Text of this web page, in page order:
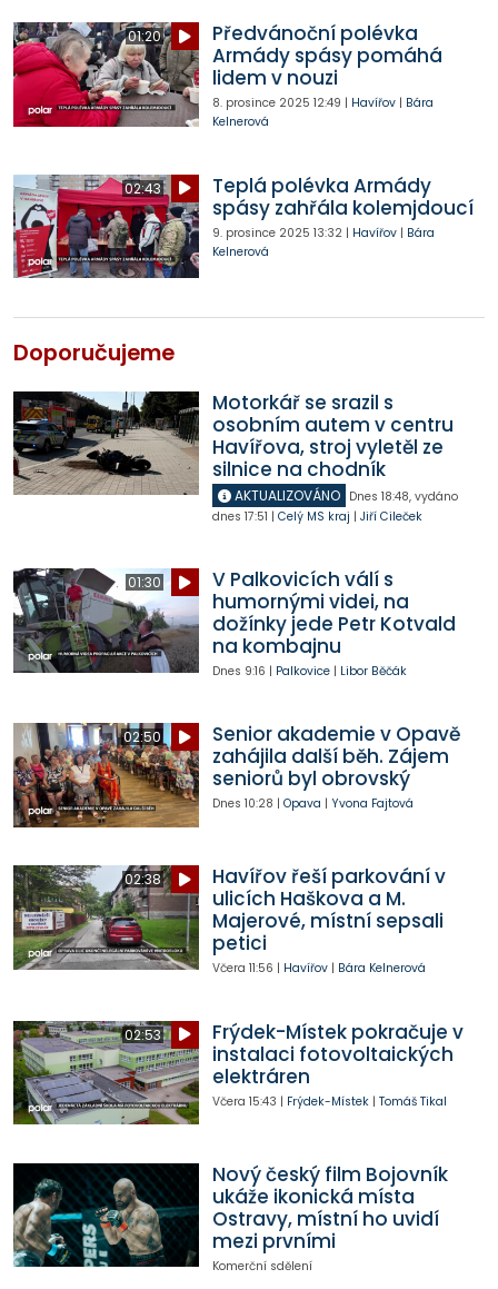
01:20
Předvánoční polévka
Armády spásy pomáhá
lidem v nouzi
8. prosince 2025 12:49 | Havířov| Bára
Kelnerová
02:43
Teplá polévka Armády
spásy zahřála kolemjdoucí
9. prosince 2025 13:32| Havířov| Bára
Kelnerová
Doporučujeme
Motorkář se srazil s
osobním autem v centru
Havířova, stroj vyletěl ze
silnice na chodník
AKTUALIZOVÁNO Dnes 18:48, vydáno
dnes 17:51 | Celý MS kraj | Jiří Cileček
01:30
V Palkovicích válí s
humornými videi, na
dožínky jede Petr Kotvald
na kombajnu
Dnes 9:16 | Palkovice| Libor Běčák
02:50
Senior akademie v Opavě
zahájila další běh. Zájem
seniorů byl obrovský
Dnes 10:28 | Opava | Yvona Fajtová
02:38
Havířov řeší parkování v
ulicích Haškova a M.
Majerové, místní sepsali
petici
Včera 11:56 | Havířov| Bára Kelnerová
02:53
Frýdek-Místek pokračuje v
instalaci fotovoltaických
elektráren
Včera 15:43 | Frýdek-Místek| Tomáš Tikal
Nový český film Bojovník
ukáže ikonická místa
Ostravy, místní ho uvidí
mezi prvními
Komerční sdělení